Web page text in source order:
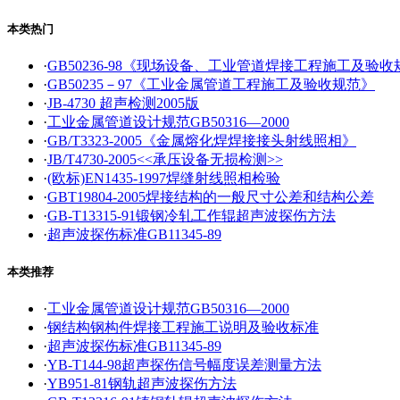
本类热门
·GB50236-98《现场设备、工业管道焊接工程施工及验收
·GB50235－97《工业金属管道工程施工及验收规范》
·JB-4730 超声检测2005版
·工业金属管道设计规范GB50316—2000
·GB/T3323-2005《金属熔化焊焊接接头射线照相》
·JB/T4730-2005<<承压设备无损检测>>
·(欧标)EN1435-1997焊缝射线照相检验
·GBT19804-2005焊接结构的一般尺寸公差和结构公差
·GB-T13315-91锻钢冷轧工作辊超声波探伤方法
·超声波探伤标准GB11345-89
本类推荐
·工业金属管道设计规范GB50316—2000
·钢结构钢构件焊接工程施工说明及验收标准
·超声波探伤标准GB11345-89
·YB-T144-98超声探伤信号幅度误差测量方法
·YB951-81钢轨超声波探伤方法